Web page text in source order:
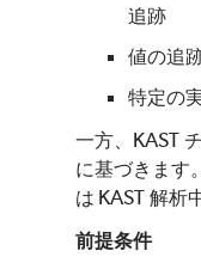
追跡
値の追
特定の
一方、KAST
に基づきます
は KAST 解析
前提条件